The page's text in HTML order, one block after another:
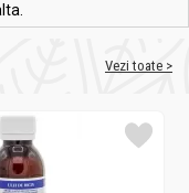
Vezi toate >